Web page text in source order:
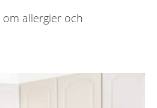
allergier och